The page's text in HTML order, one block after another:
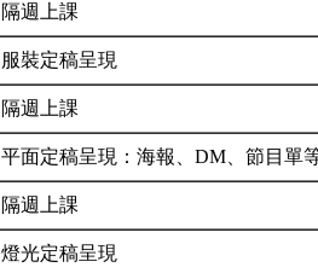
隔週上課
服裝定稿呈現
隔週上課
平面定稿呈現：海報、DM、節目單
隔週上課
燈光定稿呈現